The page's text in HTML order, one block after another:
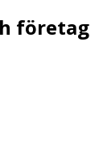
företag